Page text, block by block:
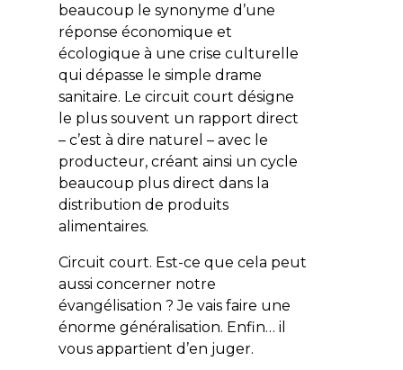
beaucoup le synonyme d’une
réponse économique et
écologique à une crise culturelle
qui dépasse le simple drame
sanitaire. Le circuit court désigne
le plus souvent un rapport direct
– c’est à dire naturel – avec le
producteur, créant ainsi un cycle
beaucoup plus direct dans la
distribution de produits
alimentaires.
Circuit court. Est-ce que cela peut
aussi concerner notre
évangélisation ? Je vais faire une
énorme généralisation. Enfin… il
vous appartient d’en juger.